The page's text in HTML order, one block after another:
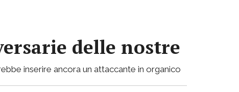
delle nostre
inserire ancora un attaccante in organico